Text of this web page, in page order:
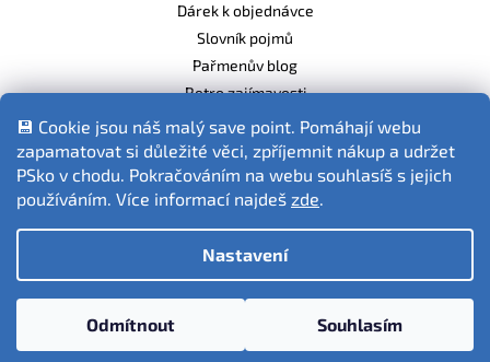
💾 Cookie jsou náš malý save point. Pomáhají webu
zapamatovat si důležité věci, zpříjemnit nákup a udržet
PSko v chodu. Pokračováním na webu souhlasíš s jejich
používáním. Více informací najdeš zde.
Nastavení
Odmítnout Souhlasím
Dárek k objednávce
Slovník pojmů
Pařmenův blog
Retro zajímavosti
Balíme ekologicky
Fotografie produktů jsou ilustrativní.